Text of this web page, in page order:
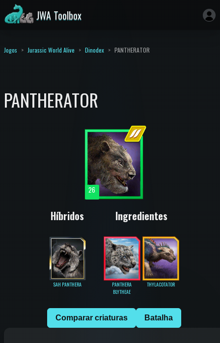
JWA Toolbox
Jogos Jurassic World Alive Dinodex PANTHERATOR
PANTHERATOR
26
Híbridos
SAH PANTHERA
Ingredientes
PANTHERA
BLYTHEAE
THYLACOTATOR
Comparar criaturas Batalha